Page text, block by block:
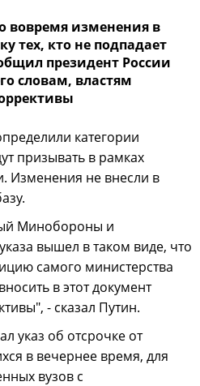
вовремя изменения в
тех, кто не подпадает
президент России
словам, властям
категории
призывать в рамках
Изменения не внесли в
Минобороны и
вышел в таком виде, что
самого министерства
в этот документ
- сказал Путин.
указ об отсрочке от
в вечернее время, для
вузов с